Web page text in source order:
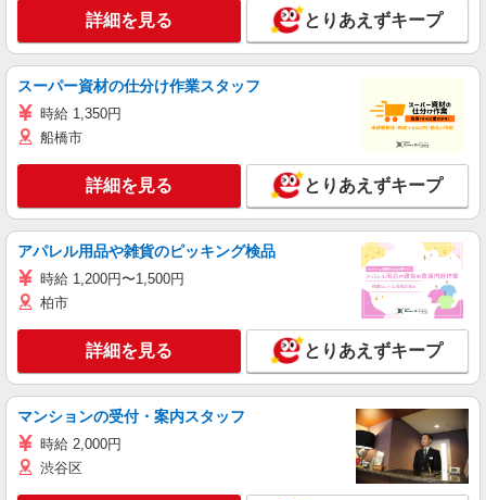
詳細を見る とりあえずキープ
スーパー資材の仕分け作業スタッフ
時給 1,350円
船橋市
詳細を見る とりあえずキープ
アパレル用品や雑貨のピッキング検品
時給 1,200円〜1,500円
柏市
詳細を見る とりあえずキープ
マンションの受付・案内スタッフ
時給 2,000円
渋谷区